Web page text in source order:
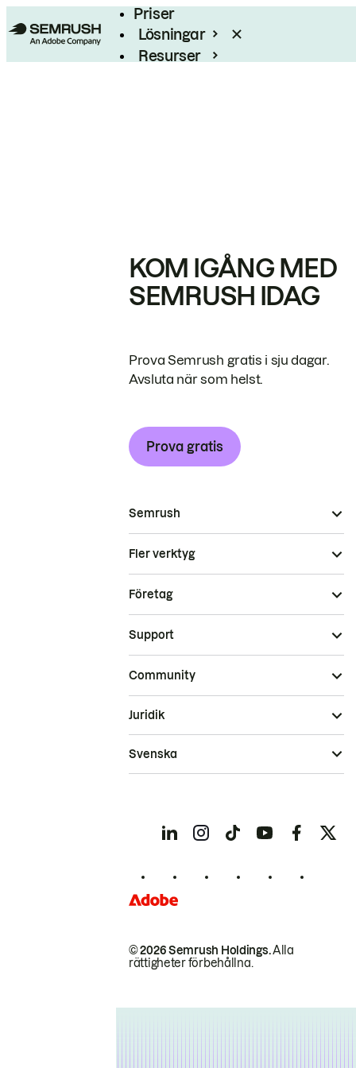
Priser
Lösningar
Resurser
KOM IGÅNG MED
SEMRUSH IDAG
Prova Semrush gratis i sju dagar.
Avsluta när som helst.
Prova gratis
Semrush
Fler verktyg
Företag
Support
Community
© 2026 Semrush Holdings.Alla
rättigheter förbehållna.
Juridik
Svenska